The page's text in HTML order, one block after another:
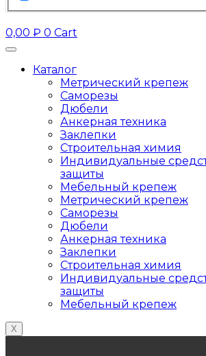
0,00 ₽ 0 Cart
Каталог
Метрический крепеж
Саморезы
Дюбели
Анкерная техника
Заклепки
Строительная химия
Индивидуальные
защиты
Мебельный крепеж
Метрический крепеж
Саморезы
Дюбели
Анкерная техника
Заклепки
Строительная химия
Индивидуальные
защиты
Мебельный крепеж
X